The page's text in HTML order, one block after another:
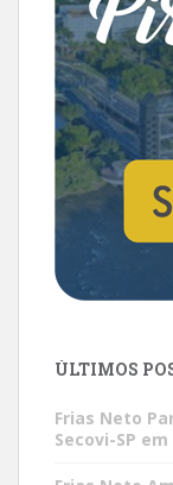
ÚLTIMOS
Frias Neto
Secovi-SP